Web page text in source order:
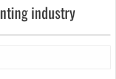
industry